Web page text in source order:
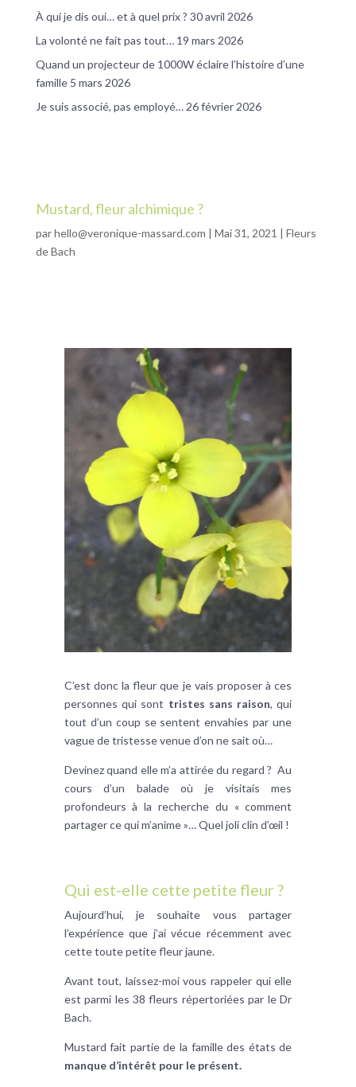
À qui je dis oui… et à quel prix ? 30 avril 2026
La volonté ne fait pas tout… 19 mars 2026
Quand un projecteur de 1000W éclaire l’histoire d’une
famille 5 mars 2026
Je suis associé, pas employé… 26 février 2026
Mustard, fleur alchimique ?
parhello@veronique-massard.com | Mai 31, 2021 | Fleurs
de Bach
C’est donc la fleur que je vais proposer à ces
personnes qui sont tristes sans raison, qui
tout d’un coup se sentent envahies par une
vague de tristesse venue d’on ne sait où…
Devinez quand elle m’a attirée du regard ? Au
cours d’un balade où je visitais mes
profondeurs à la recherche du « comment
partager ce qui m’anime »… Quel joli clin d’œil !
Qui est-elle cette petite fleur ?
Aujourd’hui, je souhaite vous partager
l’expérience que j’ai vécue récemment avec
cette toute petite fleur jaune.
Avant tout, laissez-moi vous rappeler qui elle
est parmi les 38 fleurs répertoriées par le Dr
Bach.
Mustard fait partie de la famille des états de
manque d’intérêt pour le présent.